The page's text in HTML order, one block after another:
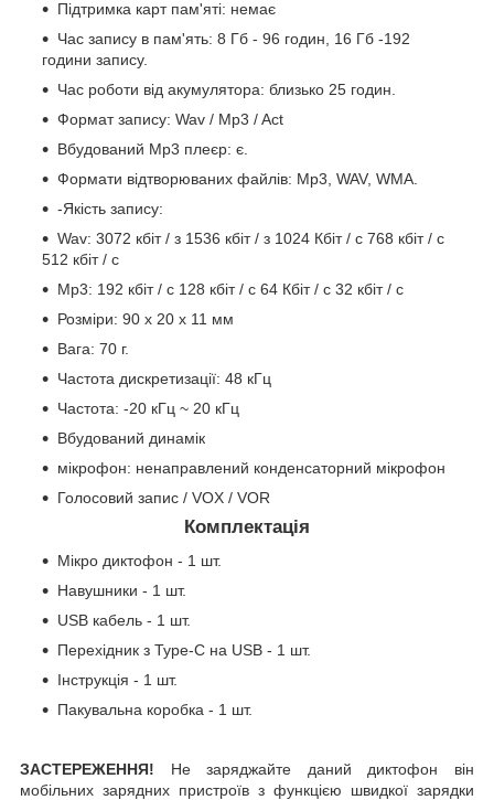
Підтримка карт пам'яті: немає
Час запису в пам'ять: 8 Гб - 96 годин, 16 Гб -192
години запису.
Час роботи від акумулятора: близько 25 годин.
Формат запису: Wav / Mp3 / Act
Вбудований Mp3 плеєр: є.
Формати відтворюваних файлів: Mp3, WAV, WMA.
-Якість запису:
Wav: 3072 кбіт / з 1536 кбіт / з 1024 Кбіт / с 768 кбіт / с
512 кбіт / с
Mp3: 192 кбіт / с 128 кбіт / с 64 Кбіт / с 32 кбіт / с
Розміри: 90 x 20 x 11 мм
Вага: 70 г.
Частота дискретизації: 48 кГц
Частота: -20 кГц ~ 20 кГц
Вбудований динамік
мікрофон: ненаправлений конденсаторний мікрофон
Голосовий запис / VOX / VOR
Комплектація
Мікро диктофон - 1 шт.
Навушники - 1 шт.
USB кабель - 1 шт.
Перехідник з Type-C на USB - 1 шт.
Інструкція - 1 шт.
Пакувальна коробка - 1 шт.
ЗАСТЕРЕЖЕННЯ! Не заряджайте даний диктофон він
мобільних зарядних пристроїв з функцією швидкої зарядки